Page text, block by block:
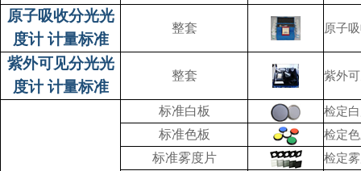
原子吸收分光光
度计 计量标准
整套 原子
紫外可见分光光
度计 计量标准
整套 紫外
标准白板 检定
标准色板 检定
标准雾度片 检定